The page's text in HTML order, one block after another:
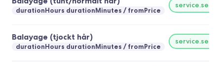
durationHours durationMinutes fromPrice
service.select
Balayage (tjockt hår)
durationHours durationMinutes fromPrice
service.select